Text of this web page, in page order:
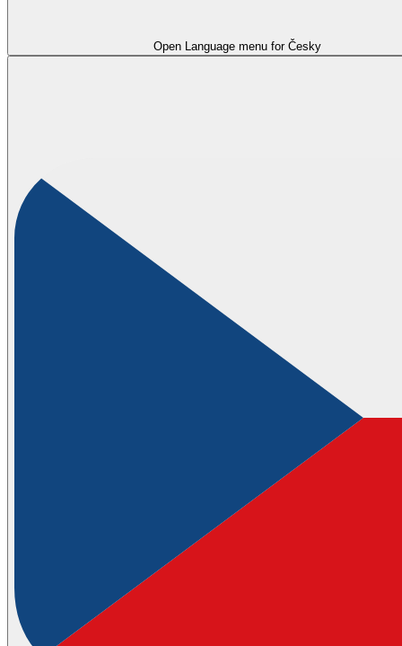
Open Language menu for Česky